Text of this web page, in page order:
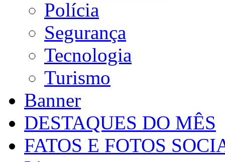
Polícia
Segurança
Tecnologia
Turismo
Banner
DESTAQUES DO MÊS
FATOS E FOTOS